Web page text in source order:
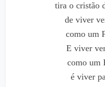
tira o cristão
de viver
como um
E viver
como um
é viver